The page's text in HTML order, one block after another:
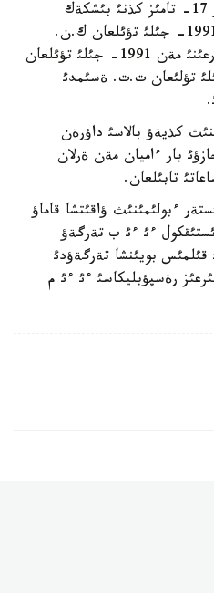
جاساعان ادامدار انئقتالدئ، ولار 17- تامئز كذنئ بئشكةك
قالاسئندا قولعا تذسكةن. ولار 1991- جئلئ تؤئلعان ك.ن.
ةسئمدئ بئشكةك قالاسئنئث تذرعئنئ مةن 1991- جئلئ تؤئلعان
جانة 1994- جئلئ تؤلئعان ت.ت. ةسئمدئ
كذيةؤ بالاسئ داؤرةن
بار ءاميان مةن ةرلان
تابئلعان.
ءبولئمئنئث ؤاقئتشا قاماؤ
ءئ ءئ ب تةرگةؤ
قئلمئس بويئنشا تةرگةؤدئ
رةسپؤبليكاسئ ءئ ءئ م